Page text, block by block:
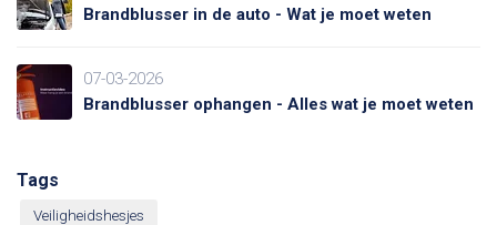
Brandblusser in de auto - Wat je moet weten
07-03-2026
Brandblusser ophangen - Alles wat je moet weten
Tags
Veiligheidshesjes